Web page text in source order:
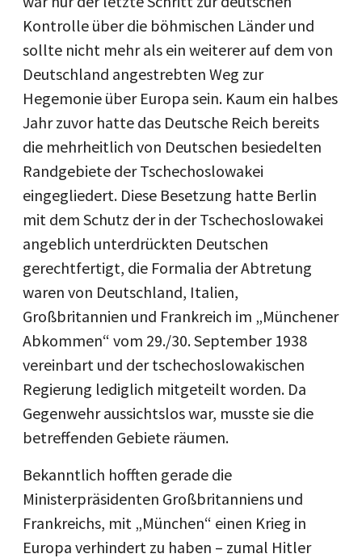
Kontrolle über die böhmischen Länder und
sollte nicht mehr als ein weiterer auf dem von
Deutschland angestrebten Weg zur
Hegemonie über Europa sein. Kaum ein halbes
Jahr zuvor hatte das Deutsche Reich bereits
die mehrheitlich von Deutschen besiedelten
Randgebiete der Tschechoslowakei
eingegliedert. Diese Besetzung hatte Berlin
mit dem Schutz der in der Tschechoslowakei
angeblich unterdrückten Deutschen
gerechtfertigt, die Formalia der Abtretung
waren von Deutschland, Italien,
Großbritannien und Frankreich im „Münchener
Abkommen“ vom 29./30. September 1938
vereinbart und der tschechoslowakischen
Regierung lediglich mitgeteilt worden. Da
Gegenwehr aussichtslos war, musste sie die
betreffenden Gebiete räumen.
Bekanntlich hofften gerade die
Ministerpräsidenten Großbritanniens und
Frankreichs, mit „München“ einen Krieg in
Europa verhindert zu haben – zumal Hitler